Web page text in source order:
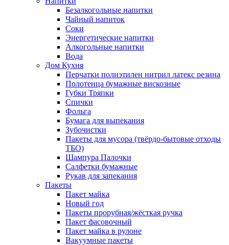
Безалкогольные напитки
Чайный напиток
Соки
Энергетические напитки
Алкогольные напитки
Вода
Дом Кухня
Перчатки полиэтилен нитрил латекс резина
Полотенца бумажные вискозные
Губки Тряпки
Спички
Фольга
Бумага для выпекания
Зубочистки
Пакеты для мусора (твёрдо-бытовые отходы
ТБО)
Шампура Палочки
Салфетки бумажные
Рукав для запекания
Пакеты
Пакет майка
Новый год
Пакеты прорубная/жёсткая ручка
Пакет фасовочный
Пакет майка в рулоне
Вакуумные пакеты